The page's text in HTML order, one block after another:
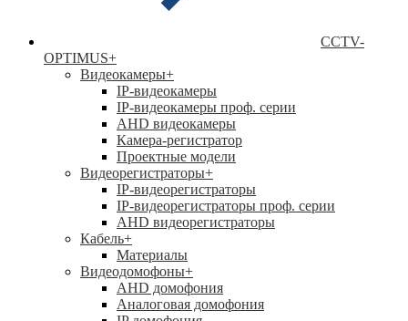
CCTV-
OPTIMUS+
Видеокамеры+
IP-видеокамеры
IP-видеокамеры проф. серии
AHD видеокамеры
Камера-регистратор
Проектные модели
Видеорегистраторы+
IP-видеорегистраторы
IP-видеорегистраторы проф. серии
AHD видеорегистраторы
Кабель+
Материалы
Видеодомофоны+
AHD домофония
Аналоговая домофония